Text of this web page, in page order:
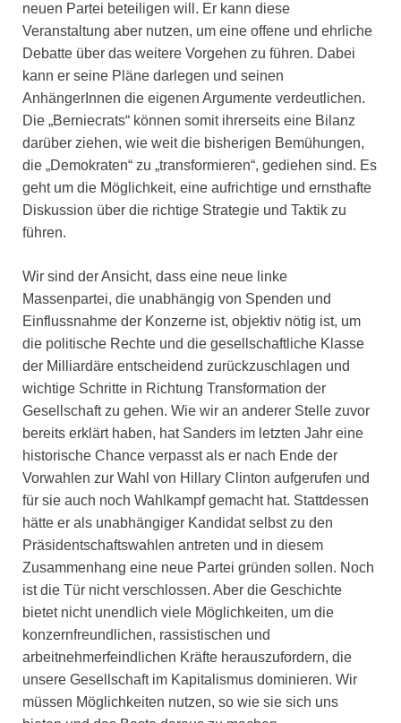
neuen Partei beteiligen will. Er kann diese
Veranstaltung aber nutzen, um eine offene und ehrliche
Debatte über das weitere Vorgehen zu führen. Dabei
kann er seine Pläne darlegen und seinen
AnhängerInnen die eigenen Argumente verdeutlichen.
Die „Berniecrats“ können somit ihrerseits eine Bilanz
darüber ziehen, wie weit die bisherigen Bemühungen,
die „Demokraten“ zu „transformieren“, gediehen sind. Es
geht um die Möglichkeit, eine aufrichtige und ernsthafte
Diskussion über die richtige Strategie und Taktik zu
führen.
Wir sind der Ansicht, dass eine neue linke
Massenpartei, die unabhängig von Spenden und
Einflussnahme der Konzerne ist, objektiv nötig ist, um
die politische Rechte und die gesellschaftliche Klasse
der Milliardäre entscheidend zurückzuschlagen und
wichtige Schritte in Richtung Transformation der
Gesellschaft zu gehen. Wie wir an anderer Stelle zuvor
bereits erklärt haben, hat Sanders im letzten Jahr eine
historische Chance verpasst als er nach Ende der
Vorwahlen zur Wahl von Hillary Clinton aufgerufen und
für sie auch noch Wahlkampf gemacht hat. Stattdessen
hätte er als unabhängiger Kandidat selbst zu den
Präsidentschaftswahlen antreten und in diesem
Zusammenhang eine neue Partei gründen sollen. Noch
ist die Tür nicht verschlossen. Aber die Geschichte
bietet nicht unendlich viele Möglichkeiten, um die
konzernfreundlichen, rassistischen und
arbeitnehmerfeindlichen Kräfte herauszufordern, die
unsere Gesellschaft im Kapitalismus dominieren. Wir
müssen Möglichkeiten nutzen, so wie sie sich uns